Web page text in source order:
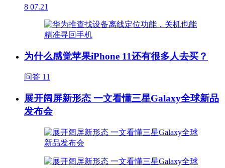
8 07.21
为什么感觉苹果iPhone 11还有很多人去买？
问答 11
展开阔屏新形态 一文看懂三星Galaxy全球新品
发布会